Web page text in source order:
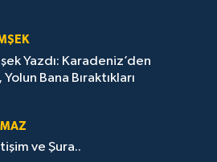
Yazdı: Karadeniz’den
Yolun Bana Bıraktıkları
ve Şura..